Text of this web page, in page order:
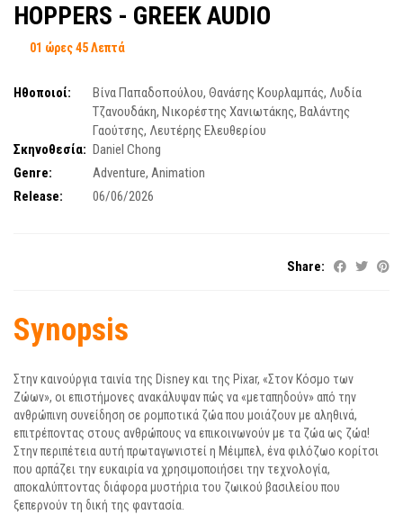
HOPPERS - GREEK AUDIO
01 ώρες 45 Λεπτά
Ηθοποιοί: Βίνα Παπαδοπούλου, Θανάσης Κουρλαμπάς, Λυδία
Τζανουδάκη, Νικορέστης Χανιωτάκης, Βαλάντης
Γαούτσης, Λευτέρης Ελευθερίου
Σκηνοθεσία: Daniel Chong
Genre:
Adventure, Animation
Release:
06/06/2026
Share:
Synopsis
Στην καινούργια ταινία της Disney και της Pixar, «Στον Κόσμο των
Ζώων», οι επιστήμονες ανακάλυψαν πώς να «μεταπηδούν» από την
ανθρώπινη συνείδηση σε ρομποτικά ζώα που μοιάζουν με αληθινά,
επιτρέποντας στους ανθρώπους να επικοινωνούν με τα ζώα ως ζώα!
Στην περιπέτεια αυτή πρωταγωνιστεί η Μέιμπελ, ένα φιλόζωο κορίτσι
που αρπάζει την ευκαιρία να χρησιμοποιήσει την τεχνολογία,
αποκαλύπτοντας διάφορα μυστήρια του ζωικού βασιλείου που
ξεπερνούν τη δική της φαντασία.